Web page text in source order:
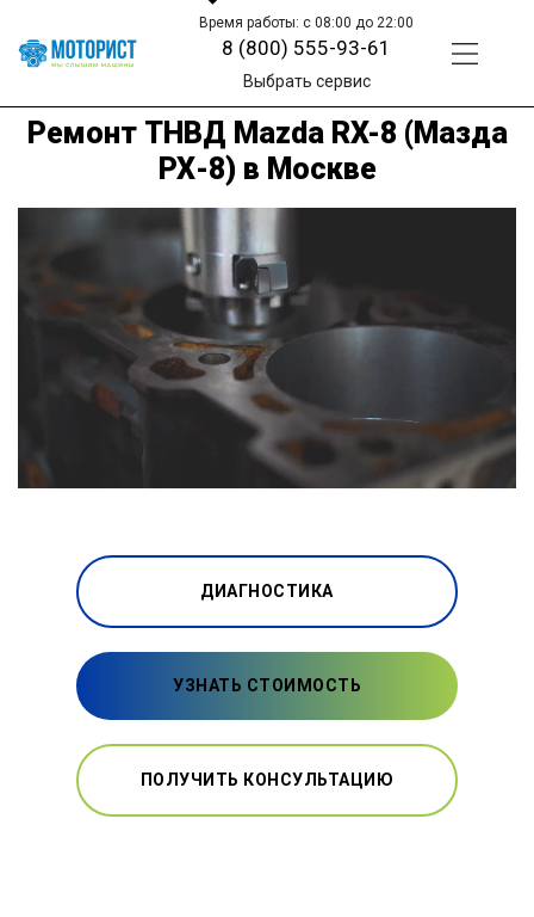
Время работы: с 08:00 до 22:00
8 (800) 555-93-61
Выбрать сервис
Ремонт ТНВД Mazda RX-8 (Мазда
РХ-8) в Москве
ДИАГНОСТИКА
УЗНАТЬ СТОИМОСТЬ
ПОЛУЧИТЬ КОНСУЛЬТАЦИЮ